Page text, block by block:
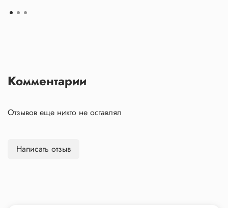
Комментарии
Отзывов еще никто не оставлял
Написать отзыв